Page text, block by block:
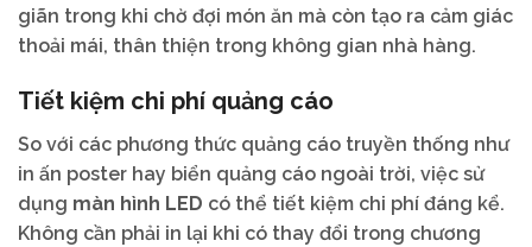
giãn trong khi chờ đợi món ăn mà còn tạo ra cảm giác
thoải mái, thân thiện trong không gian nhà hàng.
Tiết kiệm chi phí quảng cáo
So với các phương thức quảng cáo truyền thống như
in ấn poster hay biển quảng cáo ngoài trời, việc sử
dụng màn hình LED có thể tiết kiệm chi phí đáng kể.
Không cần phải in lại khi có thay đổi trong chương